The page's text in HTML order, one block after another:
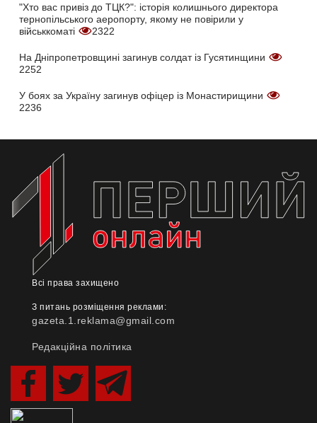
"Хто вас привіз до ТЦК?": історія колишнього директора
тернопільського аеропорту, якому не повірили у
військкоматі
2322
На Дніпропетровщині загинув солдат із Гусятинщини
2252
У боях за Україну загинув офіцер із Монастирищини
2236
Всі права захищено
З питань розміщення реклами:
gazeta.1.reklama@gmail.com
Редакційна політика